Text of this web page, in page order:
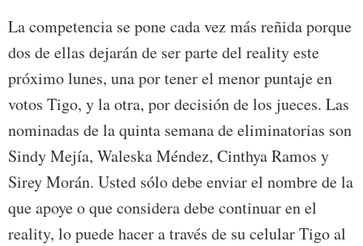
La competencia se pone cada vez más reñida porque
dos de ellas dejarán de ser parte del reality este
próximo lunes, una por tener el menor puntaje en
votos Tigo, y la otra, por decisión de los jueces. Las
nominadas de la quinta semana de eliminatorias son
Sindy Mejía, Waleska Méndez, Cinthya Ramos y
Sirey Morán. Usted sólo debe enviar el nombre de la
que apoye o que considera debe continuar en el
reality, lo puede hacer a través de su celular Tigo al